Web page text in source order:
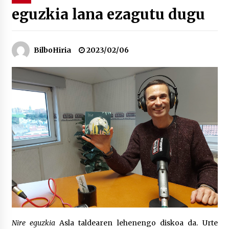
Bakaikuko barnetegitik gazteek egindako saio
berezia
Tuba eta bonbardinoaren astea, Bilboko
Kontserbatorioan protagonista
2026/07/16
Auzoportala : 1×04 Auzofoniak
2026/07/15
Gaur abitua da Bilbao bbk live jaialdia
2026/07/09
eguzkia lana ezagutu dugu
BilboHiria 2023/02/06
Nire eguzkiaAsla taldearen lehenengo diskoa da. Urte